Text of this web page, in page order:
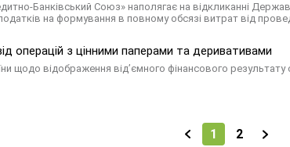
Банківський Союз» наполягає на відкликанні
на формування в повному обсязі витрат від
операцій з цінними паперами та деривативами
щодо відображення від’ємного фінансового
1 2